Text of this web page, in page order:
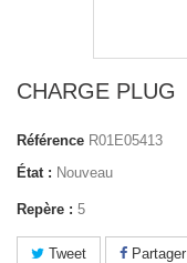
CHARGE PLUG
Référence R01E05413
État : Nouveau
Repère : 5
Tweet Partager